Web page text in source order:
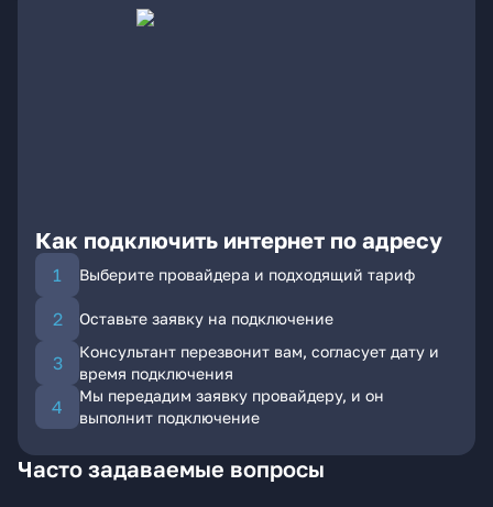
Как подключить интернет по адресу
Выберите провайдера и подходящий тариф
Оставьте заявку на подключение
Консультант перезвонит вам, согласует дату и
время подключения
Мы передадим заявку провайдеру, и он
выполнит подключение
Часто задаваемые вопросы